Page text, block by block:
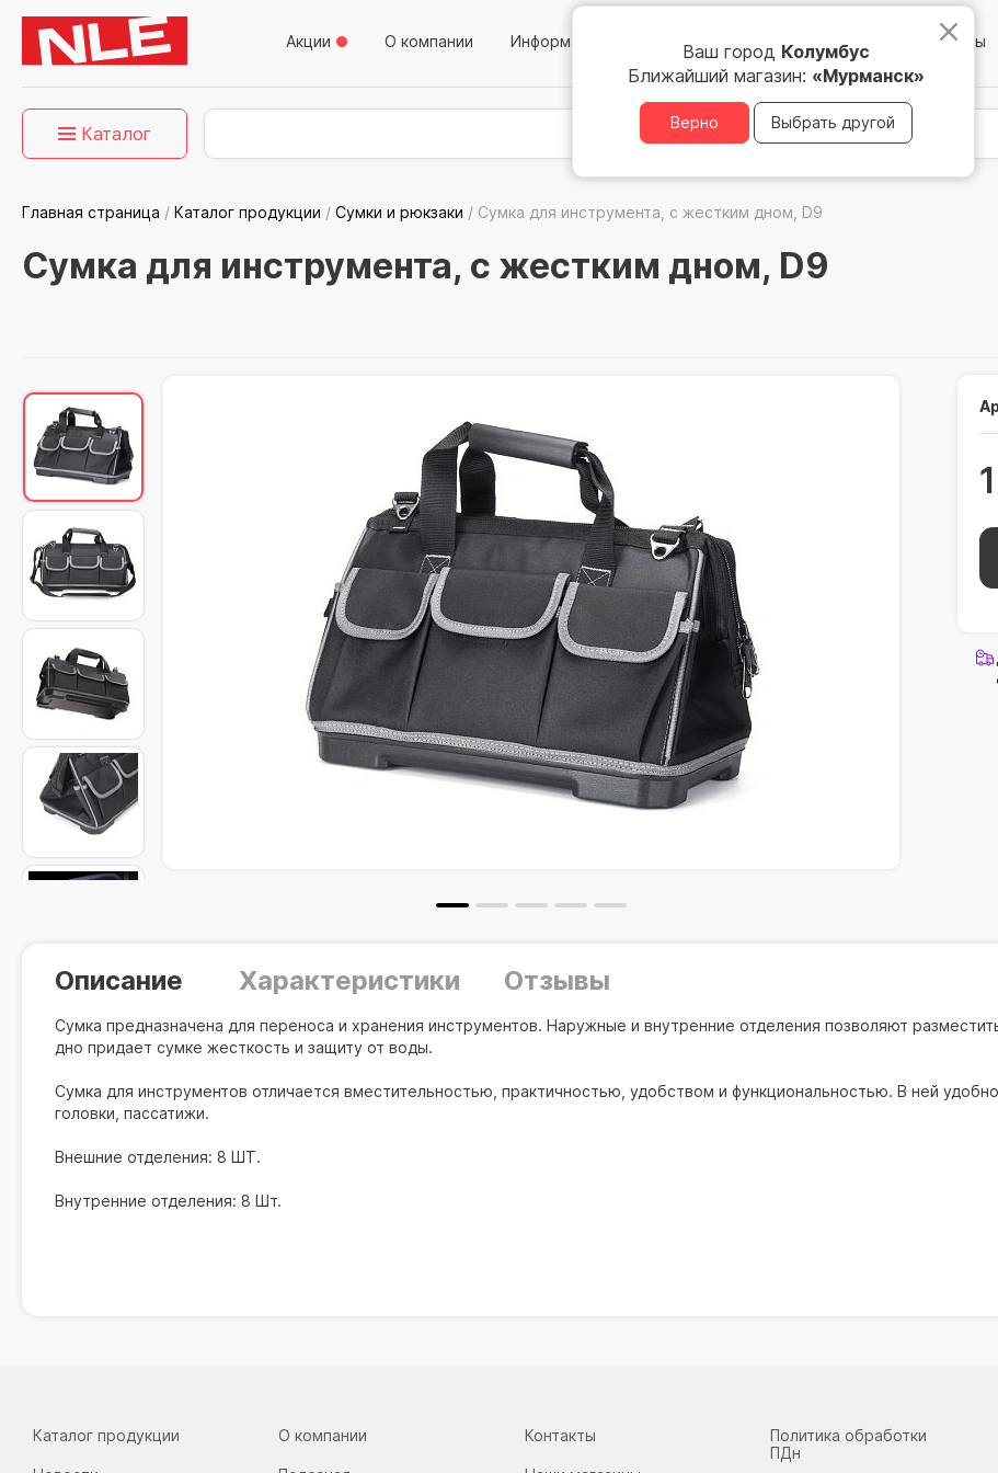
Акции О компании Информация Юридическим лицам Магазины
Ваш город Колумбус
Ближайший магазин: «Мурманск»
Верно Выбрать другой
Каталог
Главная страница / Каталог продукции / Сумки и рюкзаки / Сумка для инструмента, с жестким дном, D9
Сумка для инструмента, с жестким дном, D9
Описание
Сумка предназначена для переноса и хранения инструментов. Наружные и внутренние отделения позволяют
дно придает сумке жесткость и защиту от воды.
Сумка для инструментов отличается вместительностью, практичностью, удобством и функциональностью. В ней
головки, пассатижи.
Внешние отделения: 8 ШТ.
Внутренние отделения: 8 Шт.
Характеристики Отзывы
Каталог продукции О компании Контакты
Политика обработки
ПДн